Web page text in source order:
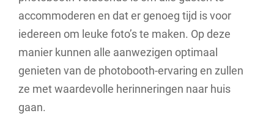
accommoderen en dat er genoeg tijd is voor
iedereen om leuke foto’s te maken. Op deze
manier kunnen alle aanwezigen optimaal
genieten van de photobooth-ervaring en zullen
ze met waardevolle herinneringen naar huis
gaan.